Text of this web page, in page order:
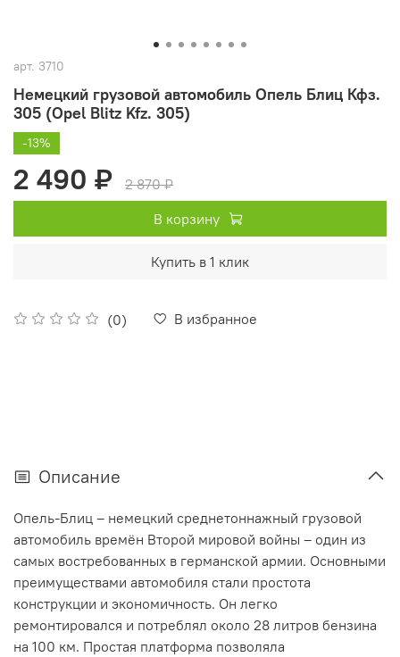
арт. 3710
Немецкий грузовой автомобиль Опель Блиц Кфз.
305 (Opel Blitz Kfz. 305)
(0) В избранное
-13%
2 490 ₽
2 870 ₽
В корзину
Купить в 1 клик
Описание
Опель-Блиц – немецкий среднетоннажный грузовой
автомобиль времён Второй мировой войны – один из
самых востребованных в германской армии. Основными
преимуществами автомобиля стали простота
конструкции и экономичность. Он легко
ремонтировался и потреблял около 28 литров бензина
на 100 км. Простая платформа позволяла